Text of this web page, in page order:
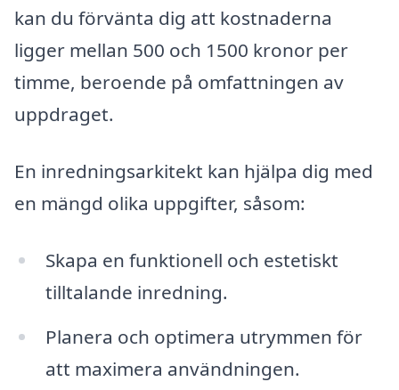
kan du förvänta dig att kostnaderna
ligger mellan 500 och 1500 kronor per
timme, beroende på omfattningen av
uppdraget.
En inredningsarkitekt kan hjälpa dig med
en mängd olika uppgifter, såsom:
Skapa en funktionell och estetiskt
tilltalande inredning.
Planera och optimera utrymmen för
att maximera användningen.